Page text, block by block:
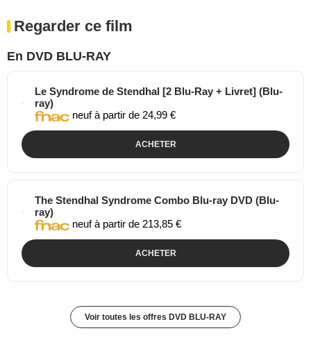
Regarder ce film
En DVD BLU-RAY
Le Syndrome de Stendhal [2 Blu-Ray + Livret] (Blu-
ray)
neuf à partir de 24,99 €
ACHETER
The Stendhal Syndrome Combo Blu-ray DVD (Blu-
ray)
neuf à partir de 213,85 €
ACHETER
Voir toutes les offres DVD BLU-RAY